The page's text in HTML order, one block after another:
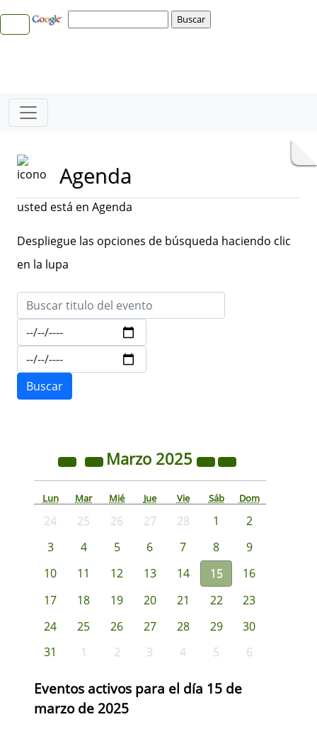
Agenda
usted está en Agenda
Despliegue las opciones de búsqueda haciendo clic
en la lupa
Marzo 2025
Lun Mar Mié Jue Vie Sáb Dom
24 25 26 27 28 1
2
3
4 5 6 7 8
9
10
11 12 13 14 15
16
17
18 19 20 21 22
23
24
25 26 27 28 29
30
31
1 2 3 4 5 6
Eventos activos para el día 15 de
marzo de 2025